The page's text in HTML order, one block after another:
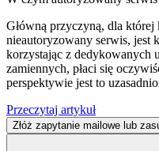
Główną przyczyną, dla której
nieautoryzowany serwis, jest
korzystając z dedykowanych
zamiennych, płaci się
perspektywie jest to
Przeczytaj artykuł
Złóż zapytanie mailowe lub